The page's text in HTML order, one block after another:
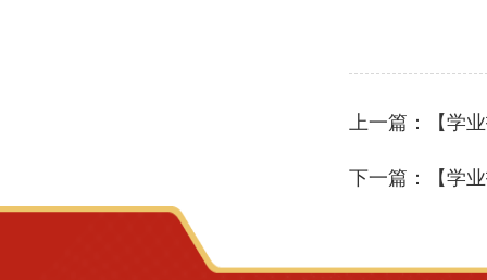
上一篇： 【学
下一篇： 【学